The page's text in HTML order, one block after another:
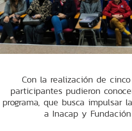
Con la realización de
participantes pudieron
programa, que busca impulsar
a Inacap y